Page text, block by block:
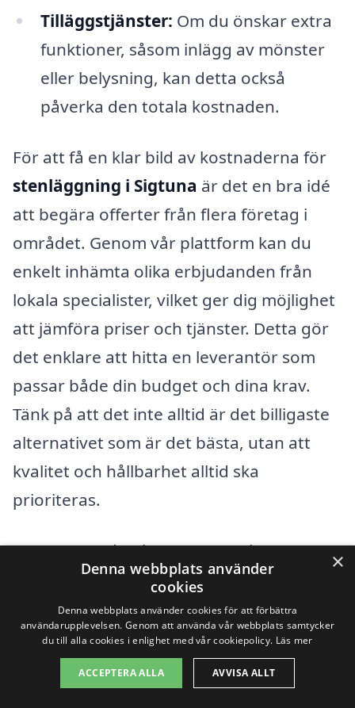
Tilläggstjänster: Om du önskar extra
funktioner, såsom inlägg av mönster
eller belysning, kan detta också
påverka den totala kostnaden.
För att få en klar bild av kostnaderna för
stenläggning i Sigtuna är det en bra idé
att begära offerter från flera företag i
området. Genom vår plattform kan du
enkelt inhämta olika erbjudanden från
lokala specialister, vilket ger dig möjlighet
att jämföra priser och tjänster. Detta gör
det enklare att hitta en leverantör som
passar både din budget och dina krav.
Tänk på att det inte alltid är det billigaste
alternativet som är det bästa, utan att
kvalitet och hållbarhet alltid ska
prioriteras.
Oavsett om du planerar att anlägga en
uppfart, en veranda eller en uteplats, är
det viktigt att noggrant överväga alla
kostnadsfaktorer innan du gör ditt val.
Med rätt information och genom att
använda vår plattform kan du navigera i
×
Denna webbplats använder
cookies
Denna webbplats använder cookies för att förbättra
användarupplevelsen. Genom att använda vår webbplats samtycker
du till alla cookies i enlighet med vår cookiepolicy. Läs mer
ACCEPTERA ALLA AVVISA ALLT